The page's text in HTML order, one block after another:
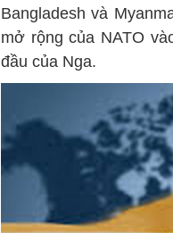
Bangladesh và
mở rộng của NATO
đầu của Nga.